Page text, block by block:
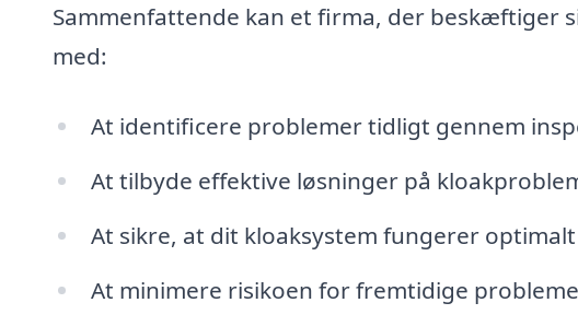
Sammenfattende kan et firma, der beskæftiger
med:
At identificere problemer tidligt gennem
At tilbyde effektive løsninger på
At sikre, at dit kloaksystem fungerer optimalt
At minimere risikoen for fremtidige